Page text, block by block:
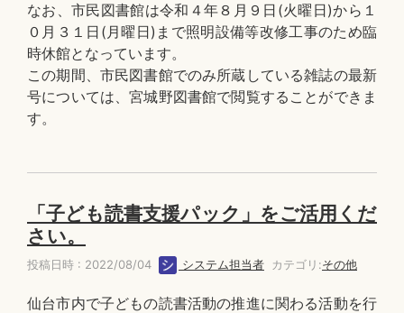
なお、市民図書館は令和４年８月９日(火曜日)から１
０月３１日(月曜日)まで照明設備等改修工事のため臨
時休館となっています。
この期間、市民図書館でのみ所蔵している雑誌の最新
号については、宮城野図書館で閲覧することができま
す。
「子ども読書支援パック」をご活用くだ
さい。
投稿日時 : 2022/08/04 システム担当者 カテゴリ:その他
仙台市内で子どもの読書活動の推進に関わる活動を行